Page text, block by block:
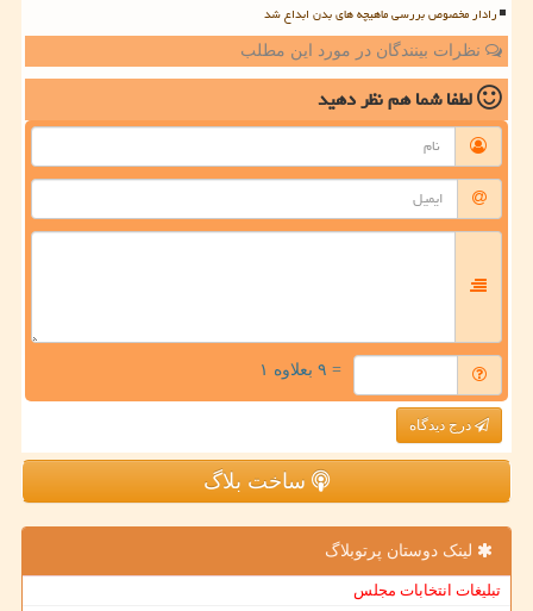
رادار مخصوص بررسی ماهیچه های بدن ابداع شد
نظرات بینندگان در مورد این مطلب
لطفا شما همنظر دهید
= ۹ بعلاوه ۱
درج دیدگاه
ساخت بلاگ
لینک دوستان پرتوبلاگ
تبلیغات انتخابات مجلس